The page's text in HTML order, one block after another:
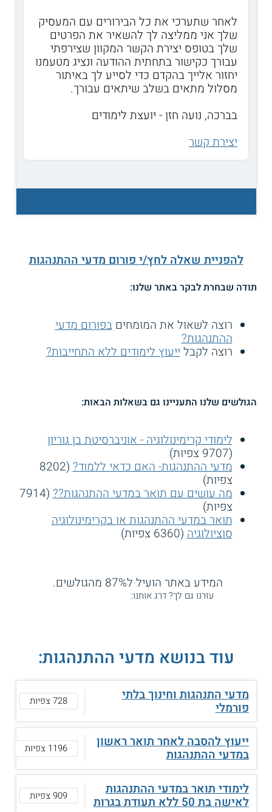
לאחר שתערכי את כל הבירורים עם המעסיק
שלך אני ממליצה לך להשאיר את הפרטים
שלך בטופס יצירת הקשר המקוון שצירפתי
עבורך כקישור בתחתית ההודעה ונציג מטעמנו
יחזור אלייך בהקדם כדי לסייע לך באיתור
מסלול מתאים בשלב שיתאים עבורך.
בברכה, נועה חזן - יועצת לימודים
יצירת קשר
להפניית שאלה לחץ/י פורום מדעי ההתנהגות
תודה שבחרת לבקר באתר שלנו:
רוצה לשאול את המומחיםבפורום מדעי
ההתנהגות?
רוצה לקבלייעוץ לימודים ללא התחייבות?
הגולשים שלנו התעניינו גם בשאלות הבאות:
לימודי קרימינולוגיה - אוניברסיטת בן גוריון
(9707 צפיות)
מדעי ההתנהגות- האם כדאי ללמוד? (8202
צפיות)
מה עושים עם תואר במדעי ההתנהגות?? (7914
צפיות)
תואר במדעי ההתנהגות או בקרימינולוגיה
סוציולוגיה(6360 צפיות)
המידע באתר הועיל ל87% מהגולשים.
עזרנו גם לך? דרג אותנו:
עוד בנושא מדעי ההתנהגות:
מדעי התנהגות וחינוך בלתי
פורמלי 728 צפיות
ייעוץ להסבה לאחר תואר ראשון
במדעי ההתנהגות 1196 צפיות
לימודי תואר במדעי ההתנהגות
לאישה בת 50 ללא תעודת בגרות 909 צפיות